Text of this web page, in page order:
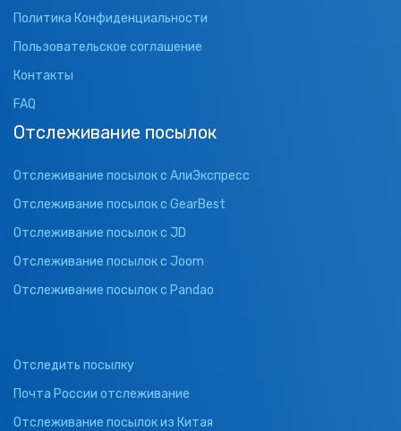
Политика Конфиденциальности
Пользовательское соглашение
Контакты
FAQ
Отслеживание посылок
Отслеживание посылок с АлиЭкспресс
Отслеживание посылок с GearBest
Отслеживание посылок с JD
Отслеживание посылок с Joom
Отслеживание посылок с Pandao
Отследить посылку
Почта России отслеживание
Отслеживание посылок из Китая